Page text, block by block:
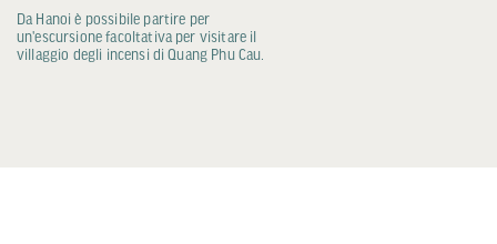
Da Hanoi è possibile partire per
un'escursione facoltativa per visitare il
villaggio degli incensi di Quang Phu Cau.